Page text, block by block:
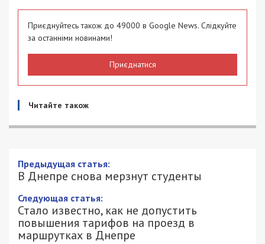
Приєднуйтесь також до 49000 в Google News. Слідкуйте
за останніми новинами!
Приєднатися
Читайте також
Предыдущая статья:
В Днепре снова мерзнут студенты
Следующая статья:
Стало известно, как не допустить
повышения тарифов на проезд в
маршрутках в Днепре